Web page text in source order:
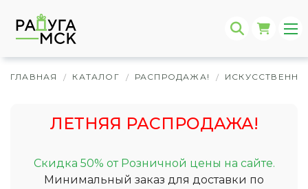
ГЛАВНАЯ / КАТАЛОГ / РАСПРОДАЖА! /
ЛЕТНЯЯ РАСПРОДАЖА!
Скидка 50% от Розничной цены на сайте.
Минимальный заказ для доставки по